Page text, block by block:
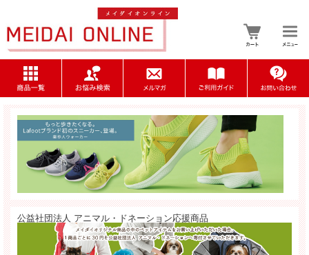
公益社団法人 アニマル・ドネーション応援商品